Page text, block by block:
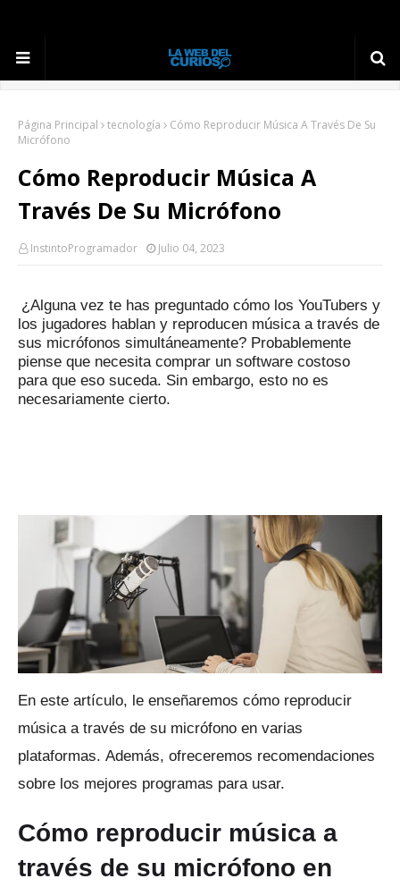
Página Principal tecnología
Cómo Reproducir Música A Través De Su
Micrófono
Cómo Reproducir Música A
Través De Su Micrófono
InstintoProgramador Julio 04, 2023
¿Alguna vez te has preguntado cómo los YouTubers y
los jugadores hablan y reproducen música a través de
sus micrófonos simultáneamente? Probablemente
piense que necesita comprar un software costoso
para que eso suceda. Sin embargo, esto no es
necesariamente cierto.
En este artículo, le enseñaremos cómo reproducir
música a través de su micrófono en varias
plataformas. Además, ofreceremos recomendaciones
sobre los mejores programas para usar.
Cómo reproducir música a
través de su micrófono en